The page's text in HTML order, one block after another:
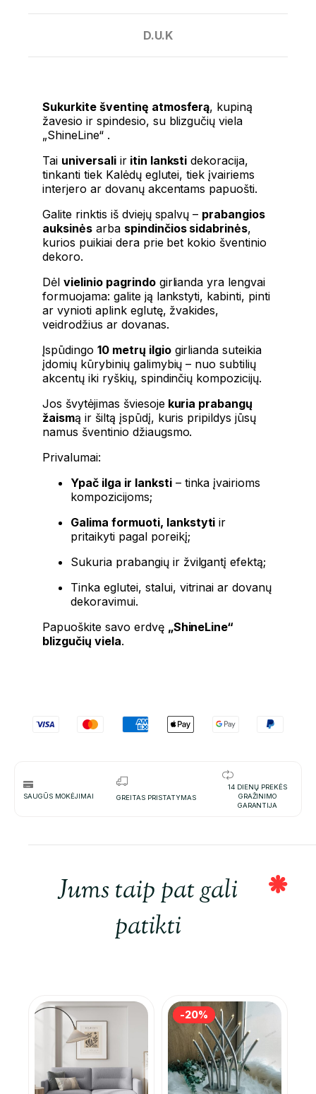
D.U.K
Sukurkite šventinę atmosferą, kupiną
žavesio ir spindesio, su blizgučių viela
„ShineLine“.
Tai universaliiritin lanksti dekoracija,
tinkanti tiek Kalėdų eglutei, tiek įvairiems
interjero ar dovanų akcentams papuošti.
Galite rinktis iš dviejų spalvų – prabangios
auksinėsarba spindinčios sidabrinės,
kurios puikiai dera prie bet kokio šventinio
dekoro.
Dėl vielinio pagrindogirlianda yra lengvai
formuojama: galite ją lankstyti, kabinti, pinti
ar vynioti aplink eglutę, žvakides,
veidrodžius ar dovanas.
Įspūdingo 10 metrų ilgiogirlianda suteikia
įdomių kūrybinių galimybių – nuo ​​subtilių
akcentų iki ryškių, spindinčių kompozicijų.
Jos švytėjimas šviesojekuria prabangų
žaismą ir šiltą įspūdį, kuris pripildys jūsų
namus šventinio džiaugsmo.
Privalumai:
Ypač ilga ir lanksti– tinka įvairioms
kompozicijoms;
Galima formuoti, lankstyti ir
pritaikyti pagal poreikį;
Sukuria prabangių ir žvilgantį efektą;
Tinka eglutei, stalui, vitrinai ar dovanų
dekoravimui.
Papuoškite savo erdvę „ShineLine“
blizgučių viela.
SAUGŪS MOKĖJIMAI GREITAS PRISTATYMAS
14 DIENŲ PREKĖS
GRAŽINIMO
GARANTIJA
Jums taip pat gali
patikti
-20%
-20%